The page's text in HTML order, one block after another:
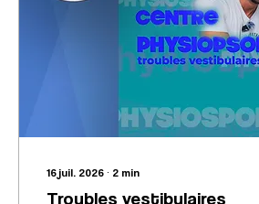
16 juil. 2026 ∙ 2 min
Troubles vestibulaires